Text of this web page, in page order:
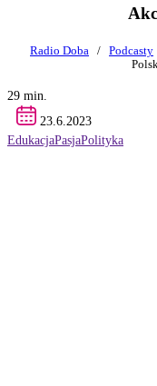
Radio Doba / Podcasty
29 min.
23.6.2023
EdukacjaPasjaPolityka